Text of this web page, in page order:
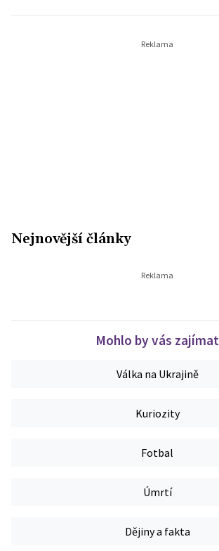
Nejnovější články
Mohlo by vás zajímat
Válka na Ukrajině
Kuriozity
Fotbal
Úmrtí
Dějiny a fakta